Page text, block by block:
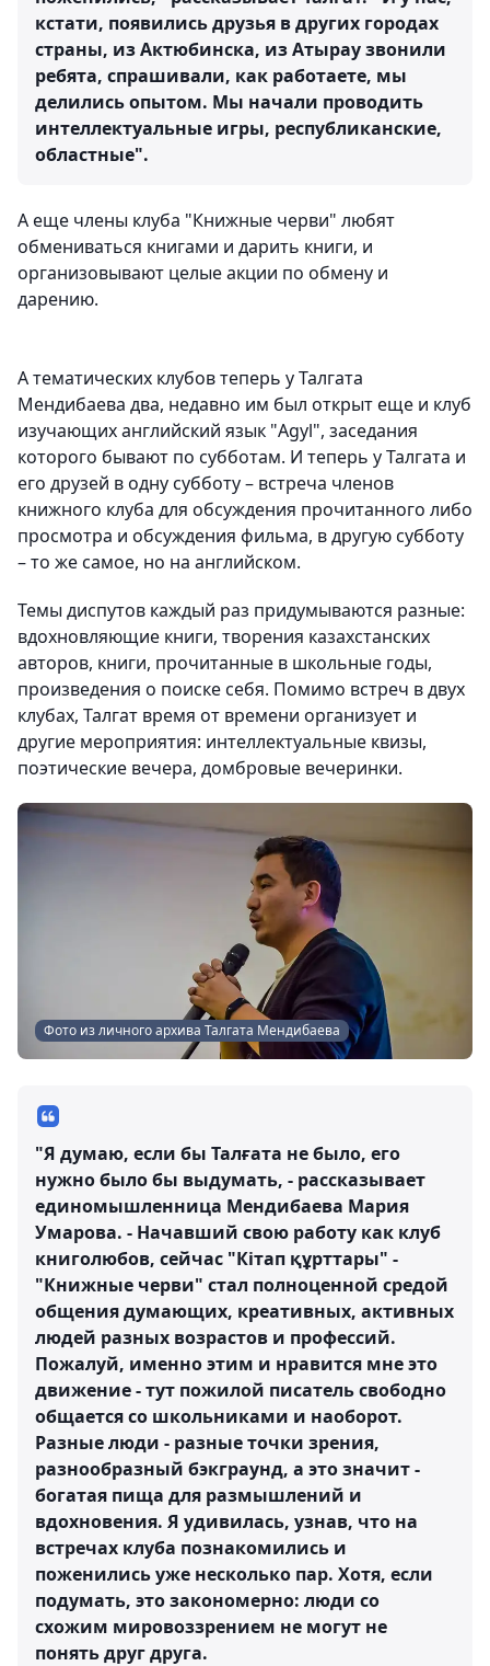
кстати, появились друзья в других городах
страны, из Актюбинска, из Атырау звонили
ребята, спрашивали, как работаете, мы
делились опытом. Мы начали проводить
интеллектуальные игры, республиканские,
областные".
А еще члены клуба "Книжные черви" любят
обмениваться книгами и дарить книги, и
организовывают целые акции по обмену и
дарению.
А тематических клубов теперь у Талгата
Мендибаева два, недавно им был открыт еще и клуб
изучающих английский язык "Agyl", заседания
которого бывают по субботам. И теперь у Талгата и
его друзей в одну субботу – встреча членов
книжного клуба для обсуждения прочитанного либо
просмотра и обсуждения фильма, в другую субботу
– то же самое, но на английском.
Темы диспутов каждый раз придумываются разные:
вдохновляющие книги, творения казахстанских
авторов, книги, прочитанные в школьные годы,
произведения о поиске себя. Помимо встреч в двух
клубах, Талгат время от времени организует и
другие мероприятия: интеллектуальные квизы,
поэтические вечера, домбровые вечеринки.
Фото из личного архива Талгата Мендибаева
"Я думаю, если бы Талғата не было, его
нужно было бы выдумать, - рассказывает
единомышленница Мендибаева Мария
Умарова. - Начавший свою работу как клуб
книголюбов, сейчас "Кітап құрттары" -
"Книжные черви" стал полноценной средой
общения думающих, креативных, активных
людей разных возрастов и профессий.
Пожалуй, именно этим и нравится мне это
движение - тут пожилой писатель свободно
общается со школьниками и наоборот.
Разные люди - разные точки зрения,
разнообразный бэкграунд, а это значит -
богатая пища для размышлений и
вдохновения. Я удивилась, узнав, что на
встречах клуба познакомились и
поженились уже несколько пар. Хотя, если
подумать, это закономерно: люди со
схожим мировоззрением не могут не
понять друг друга.